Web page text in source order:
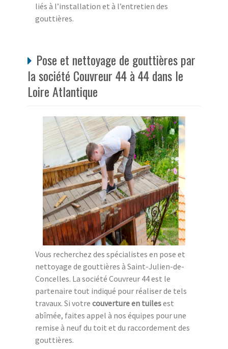
liés à l’installation et à l’entretien des
gouttières.
Pose et nettoyage de gouttières par
la société Couvreur 44 à 44 dans le
Loire Atlantique
Vous recherchez des spécialistes en pose et
nettoyage de gouttières à Saint-Julien-de-
Concelles. La société Couvreur 44 est le
partenaire tout indiqué pour réaliser de tels
travaux. Si votre couverture en tuilesest
abîmée, faites appel à nos équipes pour une
remise à neuf du toit et du raccordement des
gouttières.